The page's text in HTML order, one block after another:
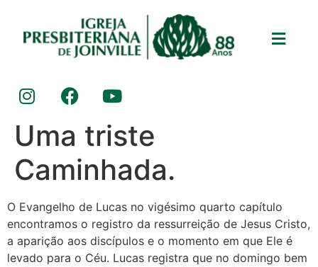
Uma triste
Caminhada.
O Evangelho de Lucas no vigésimo quarto capítulo
encontramos o registro da ressurreição de Jesus Cristo,
a aparição aos discípulos e o momento em que Ele é
levado para o Céu. Lucas registra que no domingo bem